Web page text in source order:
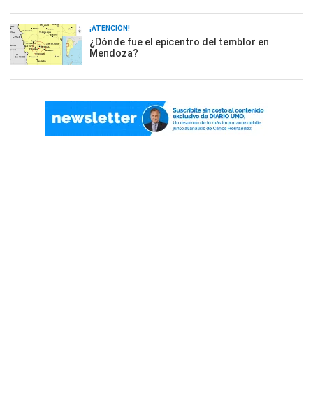
¡ATENCIÓN!
¿Dónde fue el epicentro del temblor en
Mendoza?